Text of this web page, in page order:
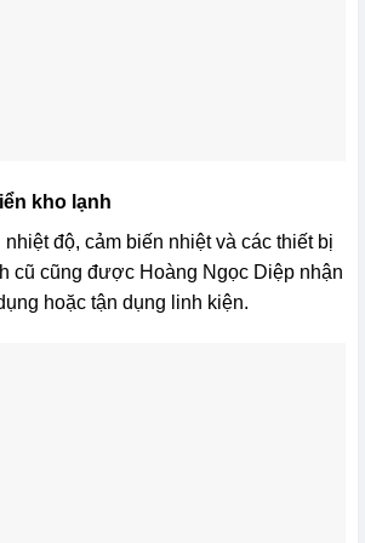
kho lạnh
độ, cảm biến nhiệt và các thiết bị
cũ cũng được Hoàng Ngọc Diệp nhận
hoặc tận dụng linh kiện.